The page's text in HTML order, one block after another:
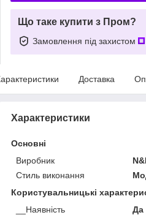
Що таке купити з Пром?
Замовлення під захистом
Доставка
Характеристики
Основні
Виробник
Стиль виконання
Користувальницькі
__Наявність
Да